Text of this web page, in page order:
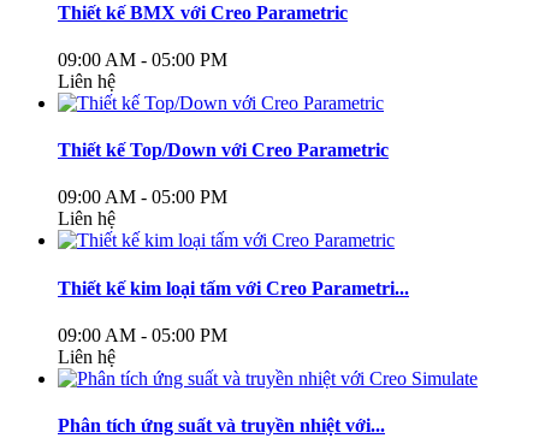
Thiết kế BMX với Creo Parametric
09:00 AM - 05:00 PM
Liên hệ
Thiết kế Top/Down với Creo Parametric
09:00 AM - 05:00 PM
Liên hệ
Thiết kế kim loại tấm với Creo Parametri...
09:00 AM - 05:00 PM
Liên hệ
Phân tích ứng suất và truyền nhiệt với...